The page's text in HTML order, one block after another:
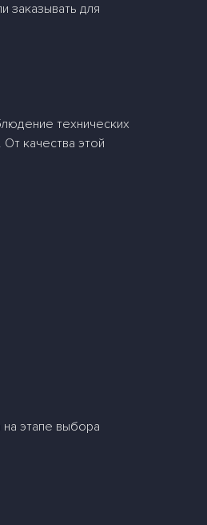
заказывать для
технических
качества этой
этапе выбора